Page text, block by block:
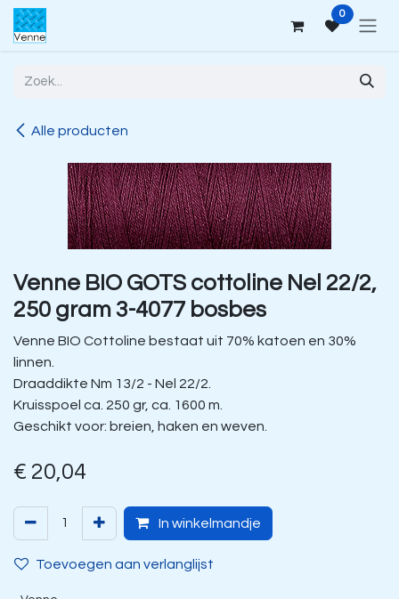
Overslaan naar inhoud 0
Alle producten
Venne BIO GOTS cottoline Nel 22/2,
250 gram 3-4077 bosbes
Venne BIO Cottoline bestaat uit 70% katoen en 30%
linnen.
Draaddikte Nm 13/2 - Nel 22/2.
Kruisspoel ca. 250 gr, ca. 1600 m.
Geschikt voor: breien, haken en weven.
€ 20,04
In winkelmandje
Toevoegen aan verlanglijst